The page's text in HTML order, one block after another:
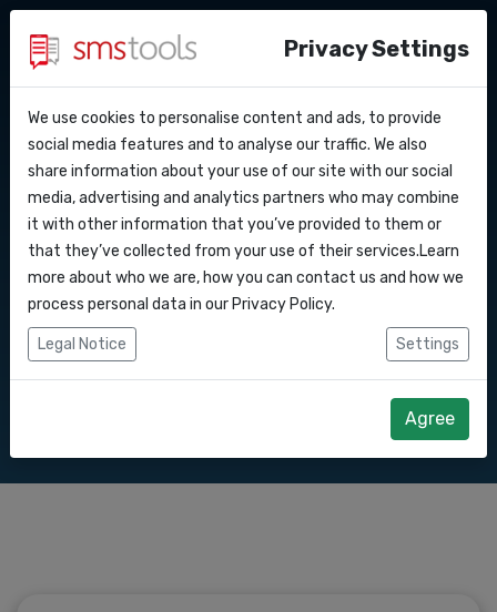
API Docs
Webhooks
Integrationen
Zapier
Warum smstools?
Blog
Service level agreement
Kontakt
Angebot anfordern
SMS Gateway API nach
Senden Sie SMS-Nachrichten über unsere
SMS Gateway API.
Direkt loslegen Angebot anfordern
Privacy Settings
We use cookies to personalise content and ads, to provide
social media features and to analyse our traffic. We also
share information about your use of our site with our social
media, advertising and analytics partners who may combine
it with other information that you’ve provided to them or
that they’ve collected from your use of their services.Learn
more about who we are, how you can contact us and how we
process personal data in our Privacy Policy.
Legal Notice Settings
Agree